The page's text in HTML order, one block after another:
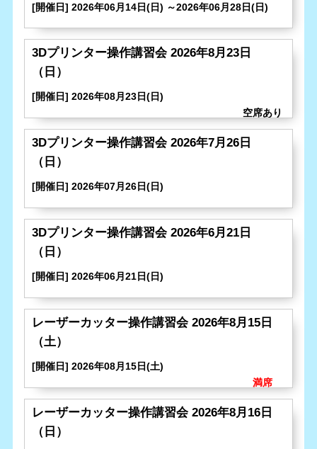
[開催日] 2026年06月14日(日) ～2026年06月28日(日)
3Dプリンター操作講習会 2026年8月23日
（日）
[開催日] 2026年08月23日(日)
3Dプリンター操作講習会 2026年7月26日
（日）
[開催日] 2026年07月26日(日)
3Dプリンター操作講習会 2026年6月21日
（日）
[開催日] 2026年06月21日(日)
レーザーカッター操作講習会 2026年8月15日
（土）
[開催日] 2026年08月15日(土)
レーザーカッター操作講習会 2026年8月16日
（日）